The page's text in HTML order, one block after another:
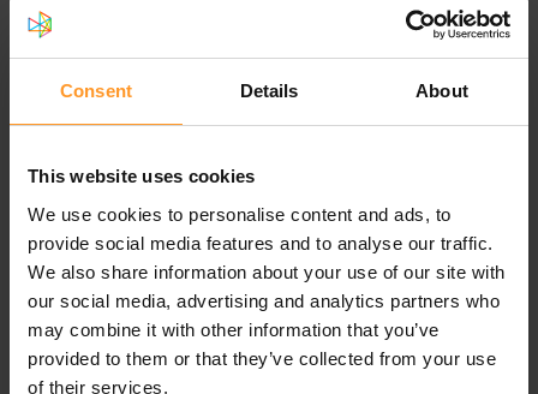
Consent Details About
This website uses cookies
We use cookies to personalise content and ads, to
provide social media features and to analyse our traffic.
We also share information about your use of our site with
our social media, advertising and analytics partners who
may combine it with other information that you’ve
provided to them or that they’ve collected from your use
of their services.
redessinent le futur des télécommunications.
Éclairez vos décisions, anticipez demain.
Presse